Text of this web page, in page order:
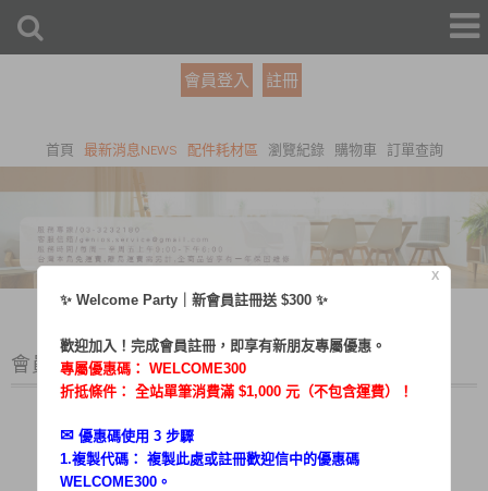
會員登入 註冊
首頁 最新消息NEWS 配件耗材區 瀏覽紀錄 購物車 訂單查詢
會員登入
帳號：
X
✨ Welcome Party｜新會員註冊送 $300 ✨
歡迎加入！完成會員註冊，即享有新朋友專屬優惠。
專屬優惠碼： WELCOME300
折抵條件： 全站單筆消費滿 $1,000 元（不包含運費）！
✉︎ 優惠碼使用 3 步驟
1.複製代碼： 複製此處或註冊歡迎信中的優惠碼
WELCOME300。